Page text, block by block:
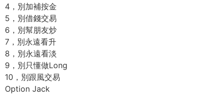
4，別加補按金
5，別借錢交易
6，別幫朋友炒
7，別永遠看升
8，別永遠看淡
9，別只懂做Long
10，別跟風交易
Option Jack